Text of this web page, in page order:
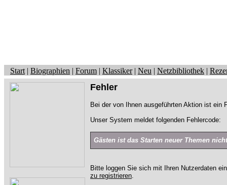
Start | Biographien | Forum | Klassiker| Neu | Netzbibliothek |
Fehler
Bei der von Ihnen ausgeführten Aktion ist ein
Unser System meldet folgenden Fehlercode:
Gästen ist das Starten neuer Themen
Bitte loggen Sie sich mit Ihren Nutzerdaten
zu registrieren.